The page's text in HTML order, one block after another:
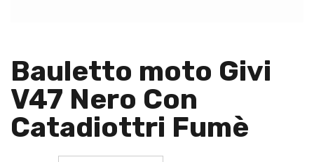
Bauletto moto Givi
V47 Nero Con
Catadiottri Fumè